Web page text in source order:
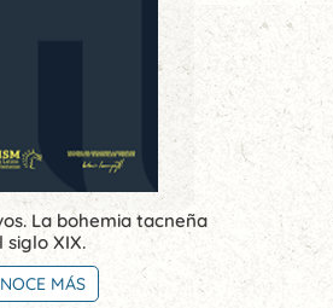
La bohemia tacneña
siglo XIX.
MÁS